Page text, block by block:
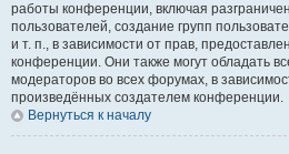
работы конференции, включая
пользователей, создание групп
и т. п., в зависимости от прав,
конференции. Они также могут обладать
модераторов во всех форумах, в
произведённых создателем конференции.
Вернуться к началу